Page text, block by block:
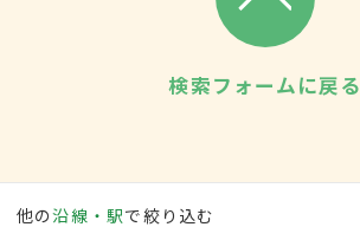
検索フォームに戻る
他の沿線・駅で絞り込む